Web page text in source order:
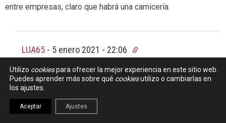
entre empresas, claro que habrá una carnicería.
LUA65 - 5 enero 2021 - 22:06
Hijo mio… date una vuelta por el mundo…
Te voy a poner un ejemplo…
Cerdanyola del Valles, municipio de Barcelona (donde
vivo). Tenia siete oficinas…
Utilizo cookiespara ofrecer la mejor experiencia en este sitio web.
Puedes aprender más sobre qué cookiesutilizo o cambiarlas en
los ajustes.
Aceptar Ajustes